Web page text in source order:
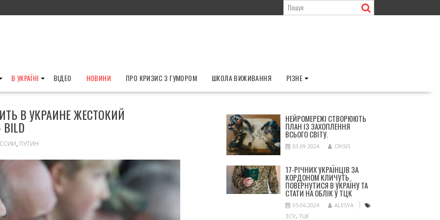
В УКРАЇНІ ВІДЕО НОВИНИ ПРО КРИЗИС З ГУМОРОМ ШКОЛА ВИЖИВАННЯ РІЗНЕ
В УКРАИНЕ ЖЕСТОКИЙ
, ПУТИН
НЕЙРОМЕРЕЖІ СТВОРЮЮТЬ
ПЛАН ІЗ ЗАХОПЛЕННЯ
ВСЬОГО СВІТУ.
03.09.2024 CRISIS
17-РІЧНИХ УКРАЇНЦІВ ЗА
КОРДОНОМ КЛИЧУТЬ
ПОВЕРНУТИСЯ В УКРАЇНУ ТА
СТАТИ НА ОБЛІК У ТЦК
05.06.2024
ALESYA
ЗСУ, ТЦК